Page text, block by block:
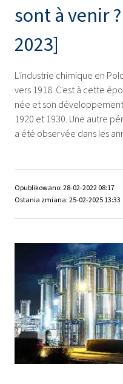
sont à venir
2023]
L'industrie chimique en
vers 1918. C'est à cette
née et son
1920 et 1930. Une autre
a été observée dans les
Opublikowano: 28-02-2022 08:17
Ostania zmiana: 25-02-2025 13:33